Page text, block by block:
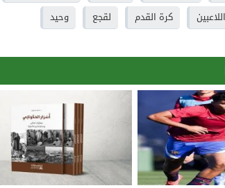
كرة القدم لقجع وحيد